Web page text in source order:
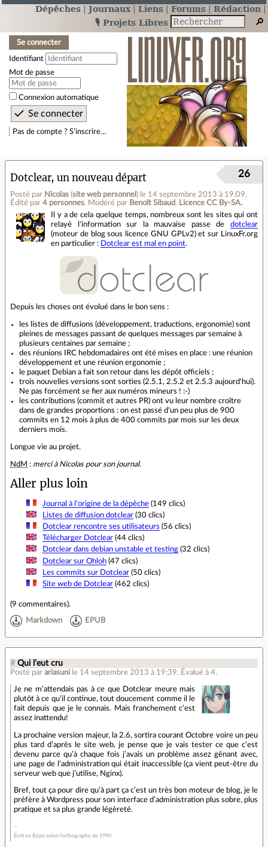
Dépêches Journaux Liens Forums
Rédaction
🎙️ Projets Libres
Se connecter
Identifiant
Mot de passe
Connexion automatique
Pas de compte ? S’inscrire…
Dotclear, un nouveau départ
Posté par Nicolas (site web personnel ) le 14 septembre 2013 à 19:09.
Édité par 4 personnes. Modéré par Benoît Sibaud. Licence CC By‑SA.
26
Il y a de cela quelque temps, nombreux sont les sites qui ont
relayé l'information sur la mauvaise passe de dotclear
(moteur de blog sous licence GNU GPLv2) et sur LinuxFr.org
en particulier :
Dotclear est mal en point.
Depuis les choses ont évolué dans le bon sens :
les listes de diffusions (développement, traductions, ergonomie) sont
pleines de messages passant de quelques messages par semaine à
plusieurs centaines par semaine ;
des réunions IRC hebdomadaires ont été mises en place : une réunion
développement et une réunion ergonomie ;
le paquet Debian a fait son retour dans les dépôt officiels ;
trois nouvelles versions sont sorties (2.5.1, 2.5.2 et 2.5.3 aujourd'hui).
Ne pas forcément se fier aux numéros mineurs ! :-)
les contributions (commit et autres PR) ont vu leur nombre croître
dans de grandes proportions : on est passé d'un peu plus de 900
commits en 12 mois à plus de 400 commits par mois sur les deux
derniers mois.
Longue vie au projet.
NdM : merci à Nicolas pour son journal.
Aller plus loin
Journal à l'origine de la dépêche(149 clics)
Listes de diffusion dotclear(30 clics)
Dotclear rencontre ses utilisateurs (56 clics)
Télécharger Dotclear(44 clics)
Dotclear dans debian unstable et testing(32 clics)
Dotclear sur Ohloh(47 clics)
Les commits sur Dotclear(50 clics)
Site web de Dotclear(462 clics)
(9 commentaires).
Markdown EPUB
# Qui l’eut cru
Posté par ariasuni le 14 septembre 2013 à 19:39. Évalué à 4.
Je ne m’attendais pas à ce que Dotclear meure mais
plutôt à ce qu’il continue, tout doucement comme il le
fait depuis que je le connais. Mais franchement c’est
assez inattendu!
La prochaine version majeur, la 2.6, sortira courant Octobre voire un peu
plus tard d’après le site web, je pense que je vais tester ce que c’est
devenu parce qu’à chaque fois j’avais un problème assez gênant avec,
une page de l’administration qui était inaccessible (ça vient peut-être du
serveur web que j’utilise, Nginx).
Bref, tout ça pour dire qu’à part ça c’est un très bon moteur de blog, je le
préfère à Wordpress pour son interface d’administration plus sobre, plus
pratique et sa plus grande légèreté.
Écrit en Bépo selon l’orthographe de 1990